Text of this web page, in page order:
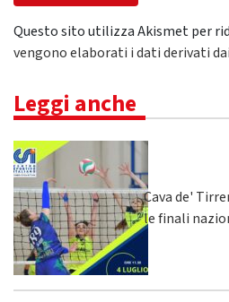
Questo sito utilizza Akismet per
vengono elaborati i dati derivati
Leggi anche
Cava de'
le finali